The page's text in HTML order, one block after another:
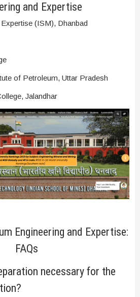
and Expertise
(ISM), Dhanbad
of Petroleum, Uttar Pradesh
Jalandhar
Engineering and Expertise:
FAQs
necessary for the